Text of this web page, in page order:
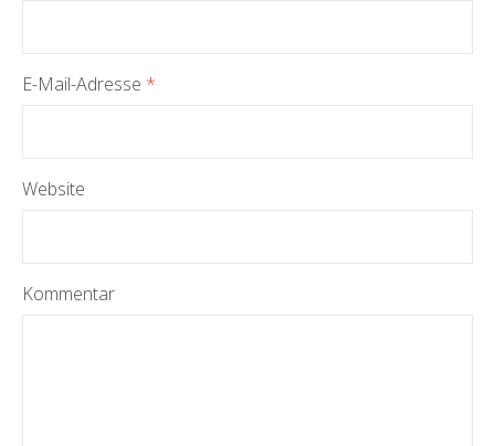
E-Mail-Adresse *
Website
Kommentar